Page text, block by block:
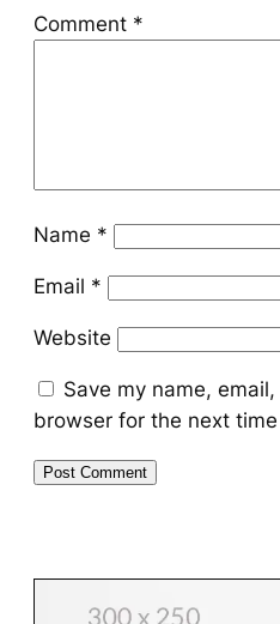
Comment *
Name *
Email *
Website
Save my name,
browser for the next